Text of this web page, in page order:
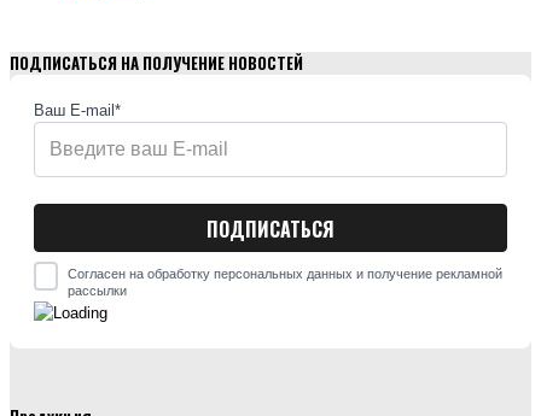
ПОДПИСАТЬСЯ НА ПОЛУЧЕНИЕ НОВОСТЕЙ
Ваш E-mail*
Согласен на обработку персональных данных и получение рекламной
рассылки